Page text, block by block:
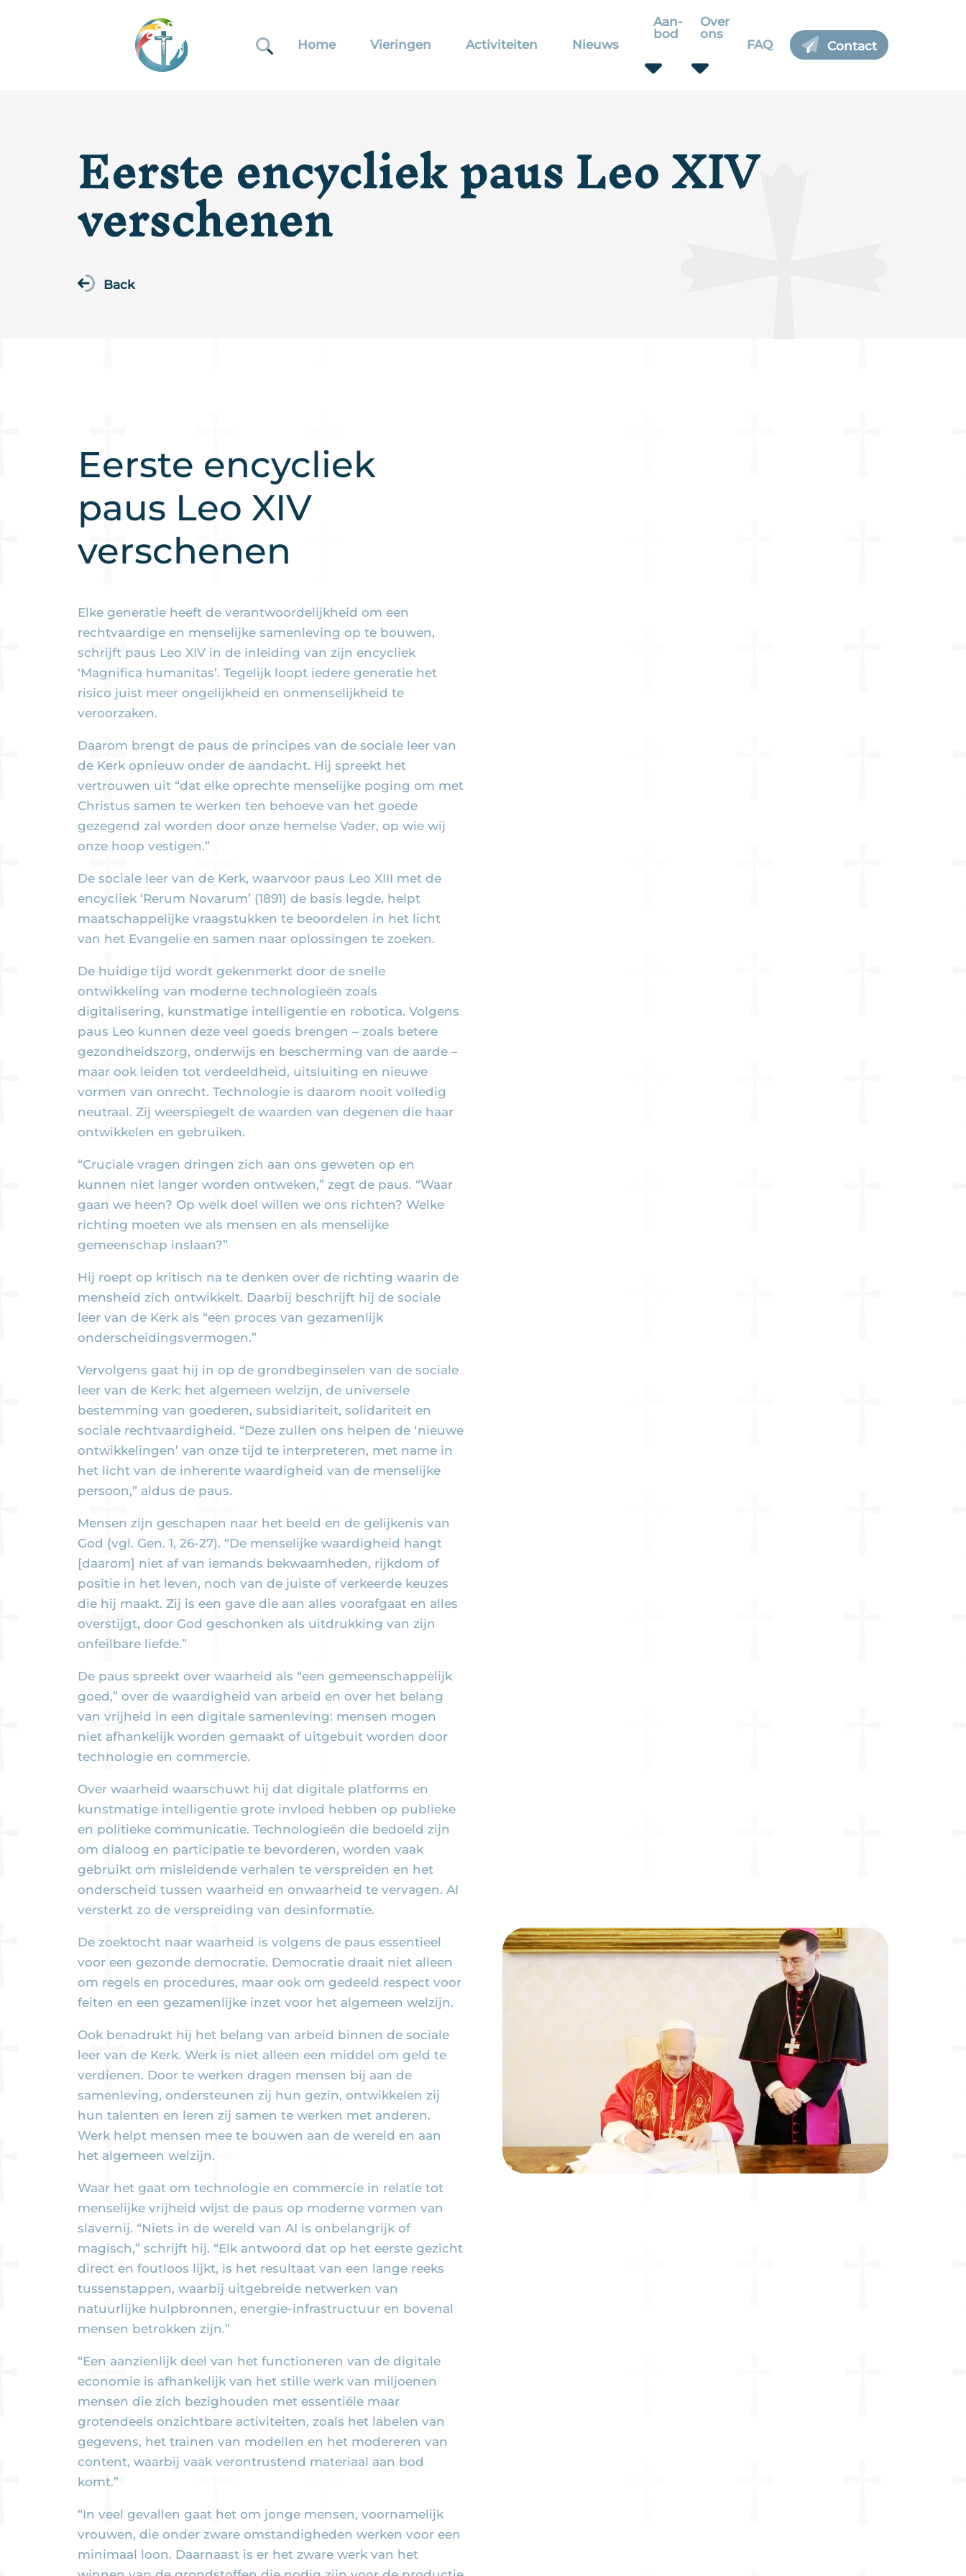
Home Vieringen Activiteiten Nieuws
Aan-
bod
Over
ons
FAQ Contact
Eerste encycliek paus Leo XIV
verschenen
Back
Eerste encycliek
paus Leo XIV
verschenen
Elke generatie heeft de verantwoordelijkheid om een
rechtvaardige en menselijke samenleving op te bouwen,
schrijft paus Leo XIV in de inleiding van zijn encycliek
‘Magnifica humanitas’. Tegelijk loopt iedere generatie het
risico juist meer ongelijkheid en onmenselijkheid te
veroorzaken.
Daarom brengt de paus de principes van de sociale leer van
de Kerk opnieuw onder de aandacht. Hij spreekt het
vertrouwen uit “dat elke oprechte menselijke poging om met
Christus samen te werken ten behoeve van het goede
gezegend zal worden door onze hemelse Vader, op wie wij
onze hoop vestigen.”
De sociale leer van de Kerk, waarvoor paus Leo XIII met de
encycliek ‘Rerum Novarum’ (1891) de basis legde, helpt
maatschappelijke vraagstukken te beoordelen in het licht
van het Evangelie en samen naar oplossingen te zoeken.
De huidige tijd wordt gekenmerkt door de snelle
ontwikkeling van moderne technologieën zoals
digitalisering, kunstmatige intelligentie en robotica. Volgens
paus Leo kunnen deze veel goeds brengen – zoals betere
gezondheidszorg, onderwijs en bescherming van de aarde –
maar ook leiden tot verdeeldheid, uitsluiting en nieuwe
vormen van onrecht. Technologie is daarom nooit volledig
neutraal. Zij weerspiegelt de waarden van degenen die haar
ontwikkelen en gebruiken.
“Cruciale vragen dringen zich aan ons geweten op en
kunnen niet langer worden ontweken,” zegt de paus. “Waar
gaan we heen? Op welk doel willen we ons richten? Welke
richting moeten we als mensen en als menselijke
gemeenschap inslaan?”
Hij roept op kritisch na te denken over de richting waarin de
mensheid zich ontwikkelt. Daarbij beschrijft hij de sociale
leer van de Kerk als “een proces van gezamenlijk
onderscheidingsvermogen.”
Vervolgens gaat hij in op de grondbeginselen van de sociale
leer van de Kerk: het algemeen welzijn, de universele
bestemming van goederen, subsidiariteit, solidariteit en
sociale rechtvaardigheid. “Deze zullen ons helpen de ‘nieuwe
ontwikkelingen’ van onze tijd te interpreteren, met name in
het licht van de inherente waardigheid van de menselijke
persoon,” aldus de paus.
Mensen zijn geschapen naar het beeld en de gelijkenis van
God (vgl. Gen. 1, 26-27). “De menselijke waardigheid hangt
[daarom] niet af van iemands bekwaamheden, rijkdom of
positie in het leven, noch van de juiste of verkeerde keuzes
die hij maakt. Zij is een gave die aan alles voorafgaat en alles
overstijgt, door God geschonken als uitdrukking van zijn
onfeilbare liefde.”
De paus spreekt over waarheid als “een gemeenschappelijk
goed,” over de waardigheid van arbeid en over het belang
van vrijheid in een digitale samenleving: mensen mogen
niet afhankelijk worden gemaakt of uitgebuit worden door
technologie en commercie.
Over waarheid waarschuwt hij dat digitale platforms en
kunstmatige intelligentie grote invloed hebben op publieke
en politieke communicatie. Technologieën die bedoeld zijn
om dialoog en participatie te bevorderen, worden vaak
gebruikt om misleidende verhalen te verspreiden en het
onderscheid tussen waarheid en onwaarheid te vervagen. AI
versterkt zo de verspreiding van desinformatie.
De zoektocht naar waarheid is volgens de paus essentieel
voor een gezonde democratie. Democratie draait niet alleen
om regels en procedures, maar ook om gedeeld respect voor
feiten en een gezamenlijke inzet voor het algemeen welzijn.
Ook benadrukt hij het belang van arbeid binnen de sociale
leer van de Kerk. Werk is niet alleen een middel om geld te
verdienen. Door te werken dragen mensen bij aan de
samenleving, ondersteunen zij hun gezin, ontwikkelen zij
hun talenten en leren zij samen te werken met anderen.
Werk helpt mensen mee te bouwen aan de wereld en aan
het algemeen welzijn.
Waar het gaat om technologie en commercie in relatie tot
menselijke vrijheid wijst de paus op moderne vormen van
slavernij. “Niets in de wereld van AI is onbelangrijk of
magisch,” schrijft hij. “Elk antwoord dat op het eerste gezicht
direct en foutloos lijkt, is het resultaat van een lange reeks
tussenstappen, waarbij uitgebreide netwerken van
natuurlijke hulpbronnen, energie-infrastructuur en bovenal
mensen betrokken zijn.”
“Een aanzienlijk deel van het functioneren van de digitale
economie is afhankelijk van het stille werk van miljoenen
mensen die zich bezighouden met essentiële maar
grotendeels onzichtbare activiteiten, zoals het labelen van
gegevens, het trainen van modellen en het modereren van
content, waarbij vaak verontrustend materiaal aan bod
komt.”
“In veel gevallen gaat het om jonge mensen, voornamelijk
vrouwen, die onder zware omstandigheden werken voor een
minimaal loon. Daarnaast is er het zware werk van het